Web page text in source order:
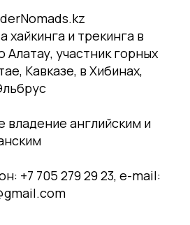
хайкинга и трекинга в
Алатау, участник горных
Кавказе, в Хибинах,
владение английским и
+7 705 279 29 23, e-mail: